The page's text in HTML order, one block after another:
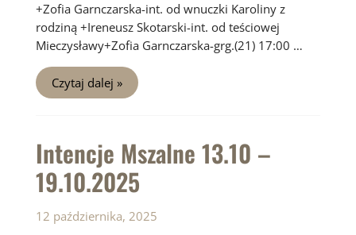
+Zofia Garnczarska-int. od wnuczki Karoliny z
rodziną +Ireneusz Skotarski-int. od teściowej
Mieczysławy+Zofia Garnczarska-grg.(21) 17:00 …
Intencje
Mszalne
20.10
Czytaj dalej »
Intencje Mszalne 13.10 –
19.10.2025
12 października, 2025